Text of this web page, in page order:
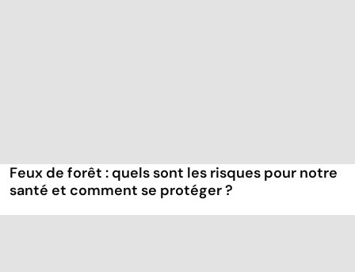
Feux de forêt : quels sont les risques pour notre
santé et comment se protéger ?